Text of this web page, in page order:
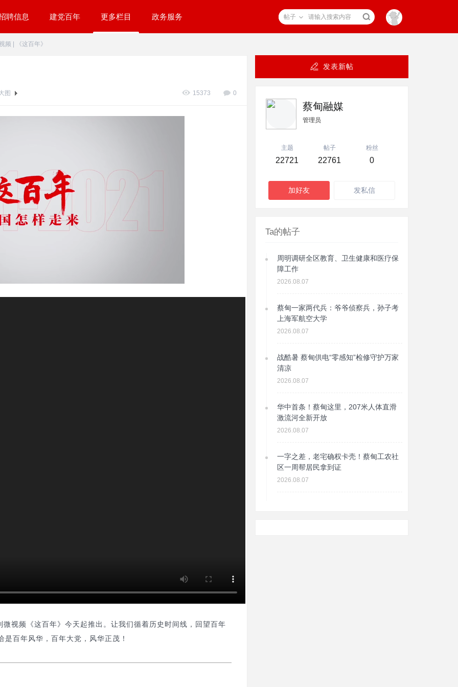
聘信息 建党百年 更多栏目 政务服务 帖子
频 | 《这百年》
发表新帖
蔡甸融媒
管理员
主题
22721
帖子
22761
粉丝
0
加好友 发私信
Ta的帖子
周明调研全区教育、卫生健康和医疗保
障工作
2026.08.07
蔡甸一家两代兵：爷爷侦察兵，孙子考
上海军航空大学
2026.08.07
战酷暑 蔡甸供电“零感知”检修守护万家
清凉
2026.08.07
华中首条！蔡甸这里，207米人体直滑
激流河全新开放
2026.08.07
一字之差，老宅确权卡壳！蔡甸工农社
区一周帮居民拿到证
2026.08.07
图 0
15373
视频《这百年》今天起推出。让我们循着历史时间线，回望百年
百年风华，百年大党，风华正茂！